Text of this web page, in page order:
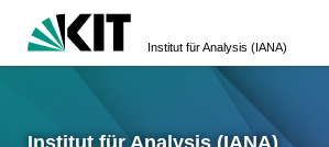
Institut für Analysis (IANA)
Institut für Analysis (IANA)